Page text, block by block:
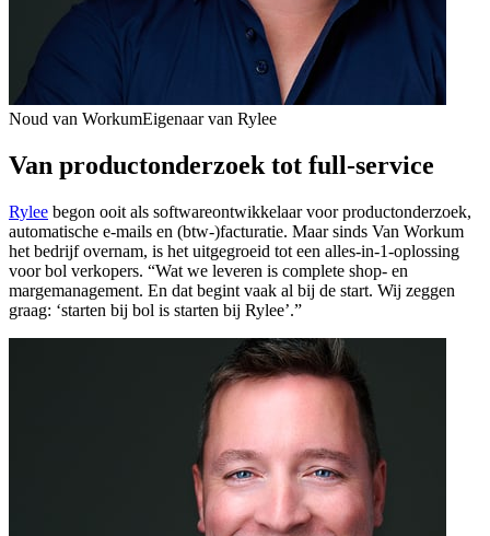
Noud van WorkumEigenaar van Rylee
Van productonderzoek tot full-service
Rylee begon ooit als softwareontwikkelaar voor productonderzoek,
automatische e-mails en (btw-)facturatie. Maar sinds Van Workum
het bedrijf overnam, is het uitgegroeid tot een alles-in-1-oplossing
voor bol verkopers. “Wat we leveren is complete shop- en
margemanagement. En dat begint vaak al bij de start. Wij zeggen
graag: ‘starten bij bol is starten bij Rylee’.”